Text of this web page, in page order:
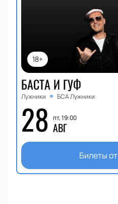
18+
БАСТА И ГУФ
Лужники БСА Лужники
28 пт, 19:00
АВГ
Билеты от